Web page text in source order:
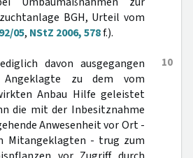
BGH, Urteil vom
05, NStZ 2006, 578f.).
10
davon ausgegangen
zu dem vom
Anbau Hilfe geleistet
die mit der Inbesitznahme
Anwesenheit vor Ort -
Mitangeklagten - trug zum